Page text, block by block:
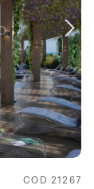
COD 21267